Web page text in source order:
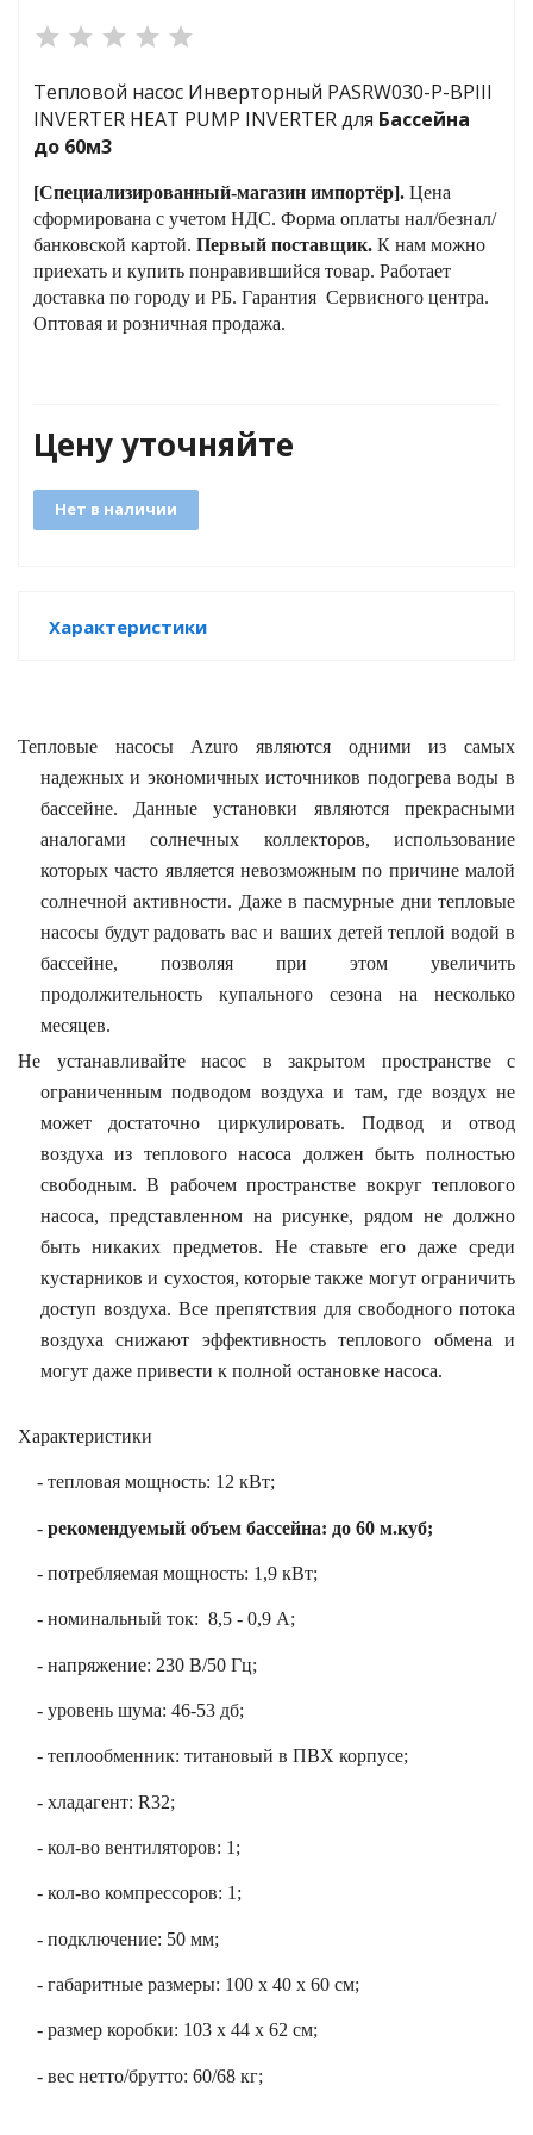
от грозовых
систем
для газовых и
отопления
питания
котла
и среднего офиса
и продвинутых
защита)
и
питания PDU
Питания
корпуса)
оборудование
Vakio
Тепловой насос Инверторный PASRW030-P-BPIII
INVERTER HEAT PUMP INVERTER для Бассейна
до 60м3
[Специализированный-магазин импортёр]. Цена
сформирована с учетом НДС. Форма оплаты нал/безнал/
банковской картой. Первый поставщик. К нам можно
приехать и купить понравившийся товар. Работает
доставка по городу и РБ. Гарантия Сервисного центра.
Оптовая и розничная продажа.
Цену уточняйте
Нет в наличии
Характеристики
Тепловые насосы Azuro являются одними из самых
надежных и экономичных источников подогрева воды в
бассейне. Данные установки являются прекрасными
аналогами солнечных коллекторов, использование
которых часто является невозможным по причине малой
солнечной активности. Даже в пасмурные дни тепловые
насосы будут радовать вас и ваших детей теплой водой в
бассейне, позволяя при этом увеличить
продолжительность купального сезона на несколько
месяцев.
Не устанавливайте насос в закрытом пространстве с
ограниченным подводом воздуха и там, где воздух не
может достаточно циркулировать. Подвод и отвод
воздуха из теплового насоса должен быть полностью
свободным. В рабочем пространстве вокруг теплового
насоса, представленном на рисунке, рядом не должно
быть никаких предметов. Не ставьте его даже среди
кустарников и сухостоя, которые также могут ограничить
доступ воздуха. Все препятствия для свободного потока
воздуха снижают эффективность теплового обмена и
могут даже привести к полной остановке насоса.
Характеристики
- тепловая мощность: 12 кВт;
- рекомендуемый объем бассейна: до 60 м.куб;
- потребляемая мощность: 1,9 кВт;
- номинальный ток: 8,5 - 0,9 А;
- напряжение: 230 В/50 Гц;
- уровень шума: 46-53 дб;
- теплообменник: титановый в ПВХ корпусе;
- хладагент: R32;
- кол-во вентиляторов: 1;
- кол-во компрессоров: 1;
- подключение: 50 мм;
- габаритные размеры: 100 х 40 х 60 см;
- размер коробки: 103 х 44 х 62 см;
- вес нетто/брутто: 60/68 кг;